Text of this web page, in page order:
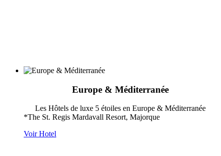
Europe & Méditerranée
Les Hôtels de luxe 5 étoiles en Europe & Méditerranée
*The St. Regis Mardavall Resort, Majorque
Voir Hotel